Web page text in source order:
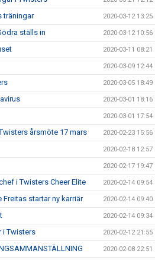
träningar 2020-03-12 13:25
ställs in 2020-03-12 10:56
2020-03-11 08:21
2020-03-09 12:44
2020-03-05 18:49
2020-03-01 18:16
2020-03-01 17:54
årsmöte 17 mars 2020-02-23 15:56
2020-02-18 12:57
2020-02-17 19:47
i Twisters Cheer Elite 2020-02-14 09:54
startar ny karriär 2020-02-14 09:40
2020-02-14 09:34
i Twisters 2020-02-12 21:55
2020-02-08 22:51